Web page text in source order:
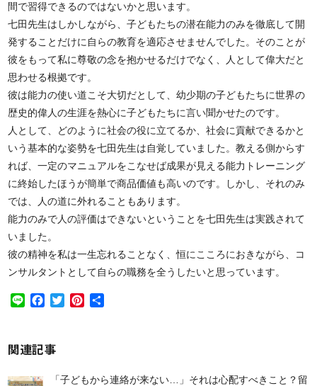
間で習得できるのではないかと思います。
七田先生はしかしながら、子どもたちの潜在能力のみを徹底して開
発することだけに自らの教育を適応させませんでした。そのことが
彼をもって私に尊敬の念を抱かせるだけでなく、人として偉大だと
思わせる根拠です。
彼は能力の使い道こそ大切だとして、幼少期の子どもたちに世界の
歴史的偉人の生涯を熱心に子どもたちに言い聞かせたのです。
人として、どのように社会の役に立てるか、社会に貢献できるかと
いう基本的な姿勢を七田先生は自覚していました。教える側からす
れば、一定のマニュアルをこなせば成果が見える能力トレーニング
に終始したほうが簡単で商品価値も高いのです。しかし、それのみ
では、人の道に外れることもあります。
能力のみで人の評価はできないということを七田先生は実践されて
いました。
彼の精神を私は一生忘れることなく、恒にこころにおきながら、コ
ンサルタントとして自らの職務を全うしたいと思っています。
Line Facebook
TwitterPinterest
関連記事
「子どもから連絡が来ない…」それは心配すべきこと？留